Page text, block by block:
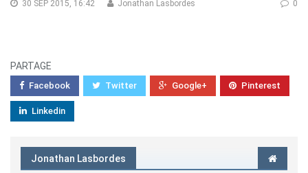
30 SEP 2015, 16:42 0
Jonathan Lasbordes
PARTAGE
Facebook Twitter Google+ Pinterest
Linkedin
Jonathan Lasbordes